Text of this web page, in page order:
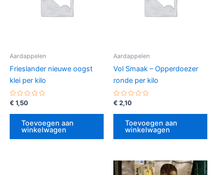
Aardappelen
Frieslander nieuwe oogst
klei per kilo
Gewaardeerd
uit
€ 1,50
Toevoegen aan
winkelwagen
Aardappelen
Vol Smaak – Opperdoezer
ronde per kilo
Gewaardeerd
uit
€ 2,10
Toevoegen aan
winkelwagen